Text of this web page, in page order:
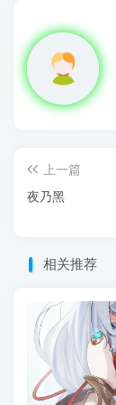
上一篇
夜乃黑
相关推荐